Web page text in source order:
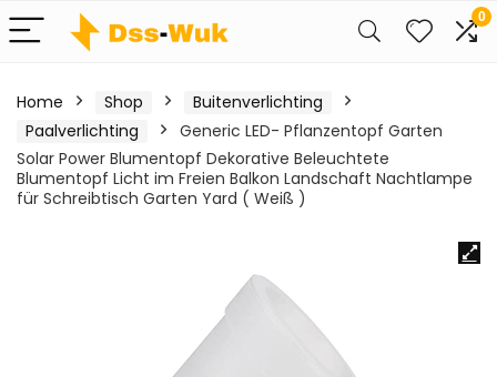
0
Home Shop
Buitenverlichting
Paalverlichting
Generic LED- Pflanzentopf Garten
Solar Power Blumentopf Dekorative Beleuchtete
Blumentopf Licht im Freien Balkon Landschaft Nachtlampe
für Schreibtisch Garten Yard ( Weiß )